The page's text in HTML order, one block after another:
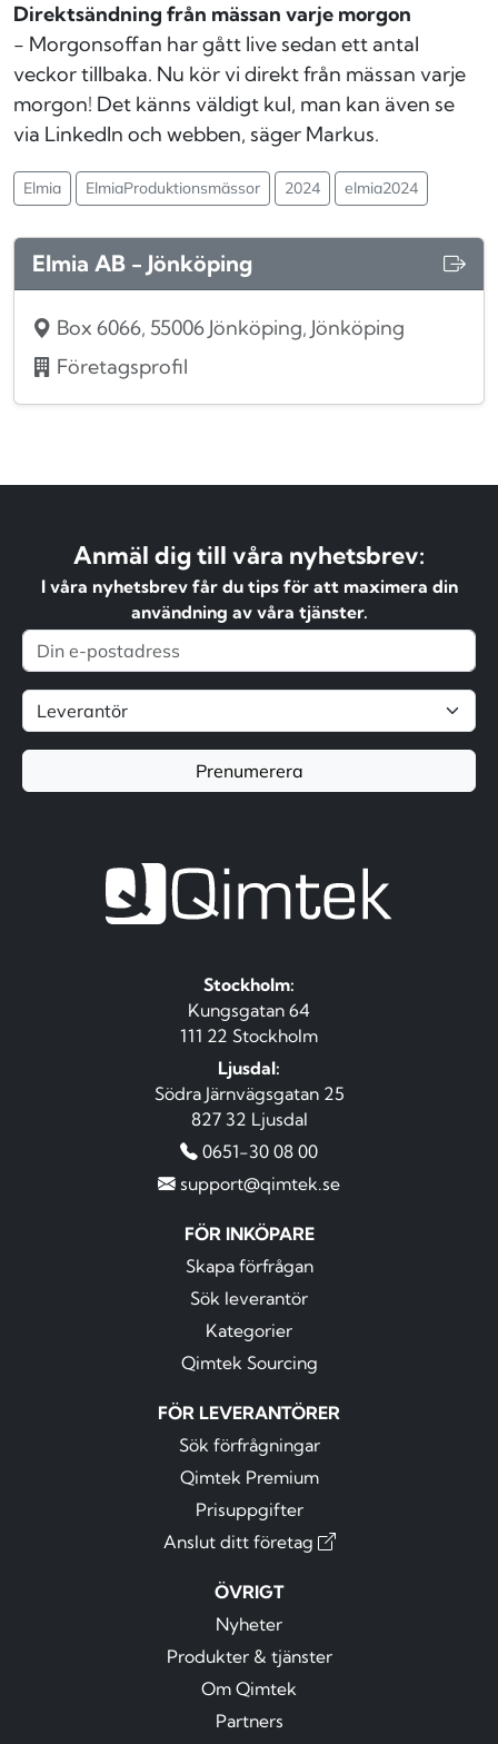
Direktsändning från mässan varje morgon
- Morgonsoffan har gått live sedan ett antal
veckor tillbaka. Nu kör vi direkt från mässan varje
morgon! Det känns väldigt kul, man kan även se
via LinkedIn och webben, säger Markus.
Elmia ElmiaProduktionsmässor 2024 elmia2024
Elmia AB - Jönköping
Box 6066, 55006 Jönköping, Jönköping
Företagsprofil
Anmäl dig till våra nyhetsbrev:
I våra nyhetsbrev får du tips för att maximera din
användning av våra tjänster.
Prenumerera
Stockholm:
Kungsgatan 64
111 22 Stockholm
Ljusdal:
Södra Järnvägsgatan 25
827 32 Ljusdal
0651-30 08 00
support@qimtek.se
FÖR INKÖPARE
Skapa förfrågan
Sök leverantör
Kategorier
Qimtek Sourcing
FÖR LEVERANTÖRER
Sök förfrågningar
Qimtek Premium
Prisuppgifter
Anslut ditt företag
ÖVRIGT
Nyheter
Produkter & tjänster
Om Qimtek
Partners